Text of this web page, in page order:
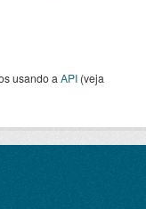
usando a API (veja